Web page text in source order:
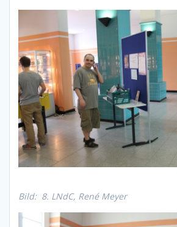
Bild: 8. LNdC, René Meyer